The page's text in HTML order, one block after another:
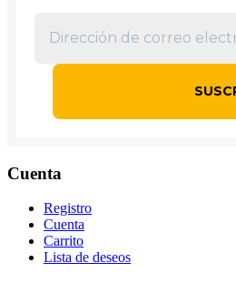
Cuenta
Registro
Cuenta
Carrito
Lista de deseos